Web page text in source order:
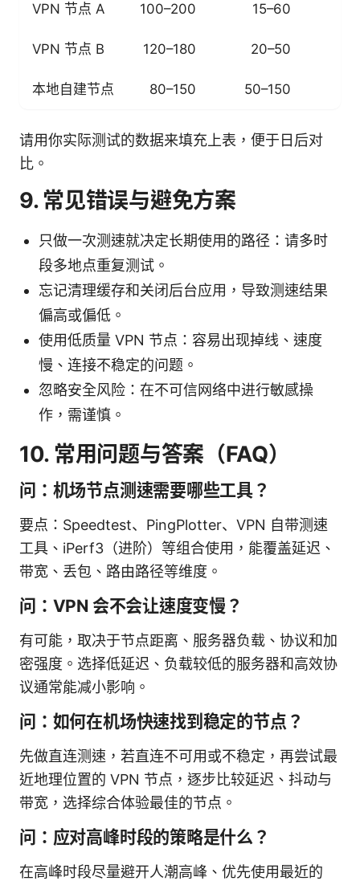
VPN 节点 A 100–200 15–60
VPN 节点 B 120–180 20–50
本地自建节点 80–150 50–150
请用你实际测试的数据来填充上表，便于日后对
比。
9. 常见错误与避免方案
只做一次测速就决定长期使用的路径：请多时
段多地点重复测试。
忘记清理缓存和关闭后台应用，导致测速结果
偏高或偏低。
使用低质量 VPN 节点：容易出现掉线、速度
慢、连接不稳定的问题。
忽略安全风险：在不可信网络中进行敏感操
作，需谨慎。
10. 常用问题与答案（FAQ）
问：机场节点测速需要哪些工具？
要点：Speedtest、PingPlotter、VPN 自带测速
工具、iPerf3（进阶）等组合使用，能覆盖延迟、
带宽、丢包、路由路径等维度。
问：VPN 会不会让速度变慢？
有可能，取决于节点距离、服务器负载、协议和加
密强度。选择低延迟、负载较低的服务器和高效协
议通常能减小影响。
问：如何在机场快速找到稳定的节点？
先做直连测速，若直连不可用或不稳定，再尝试最
近地理位置的 VPN 节点，逐步比较延迟、抖动与
带宽，选择综合体验最佳的节点。
问：应对高峰时段的策略是什么？
在高峰时段尽量避开人潮高峰、优先使用最近的